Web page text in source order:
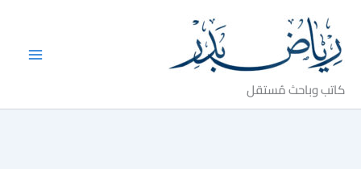
المحتوى
كاتب وباحث مُستقل